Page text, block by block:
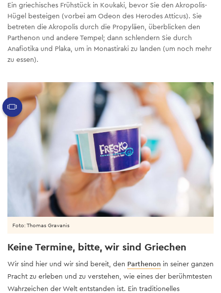
Ein griechisches Frühstück in Koukaki, bevor Sie den Akropolis-
Hügel besteigen (vorbei am Odeon des Herodes Atticus). Sie
betreten die Akropolis durch die Propyläen, überblicken den
Parthenon und andere Tempel; dann schlendern Sie durch
Anafiotika und Plaka, um in Monastiraki zu landen (um noch mehr
zu essen).
Keine Termine, bitte, wir sind Griechen
Wir sind hier und wir sind bereit, den Parthenon in seiner ganzen
Pracht zu erleben und zu verstehen, wie eines der berühmtesten
Wahrzeichen der Welt entstanden ist. Ein traditionelles
Foto: Thomas Gravanis